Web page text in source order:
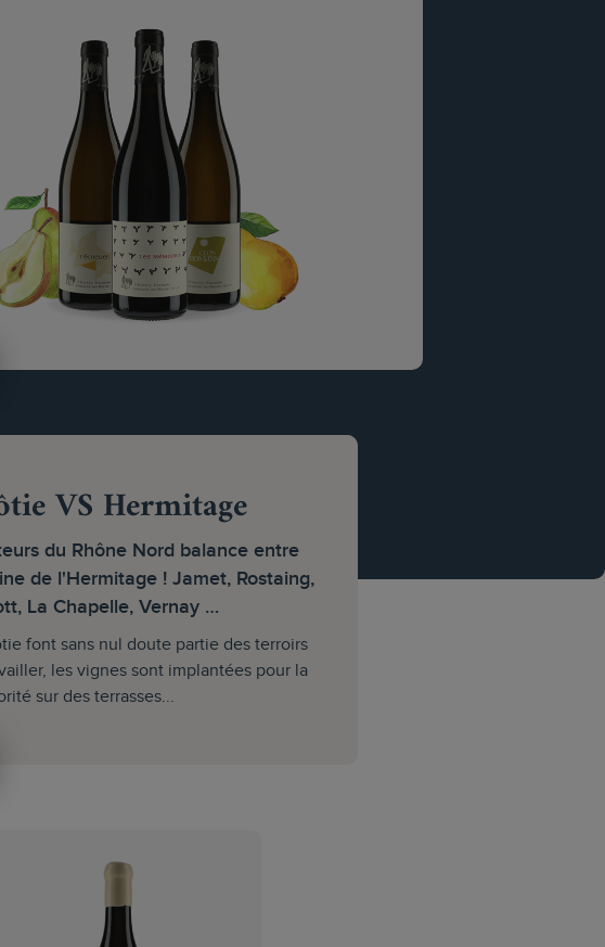
VS Hermitage
du Rhône Nord balance entre
de l'Hermitage ! Jamet, Rostaing,
La Chapelle, Vernay …
font sans nul doute partie des terroirs
les vignes sont implantées pour la
sur des terrasses...